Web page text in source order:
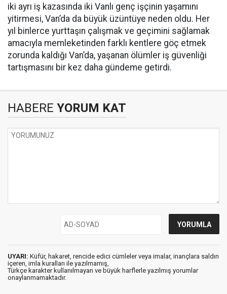
iki ayrı iş kazasında iki Vanlı genç işçinin yaşamını
yitirmesi, Van’da da büyük üzüntüye neden oldu. Her
yıl binlerce yurttaşın çalışmak ve geçimini sağlamak
amacıyla memleketinden farklı kentlere göç etmek
zorunda kaldığı Van’da, yaşanan ölümler iş güvenliği
tartışmasını bir kez daha gündeme getirdi.
HABERE YORUM KAT
UYARI: Küfür, hakaret, rencide edici cümleler veya imalar, inançlara saldırı
içeren, imla kuralları ile yazılmamış,
Türkçe karakter kullanılmayan ve büyük harflerle yazılmış yorumlar
onaylanmamaktadır.